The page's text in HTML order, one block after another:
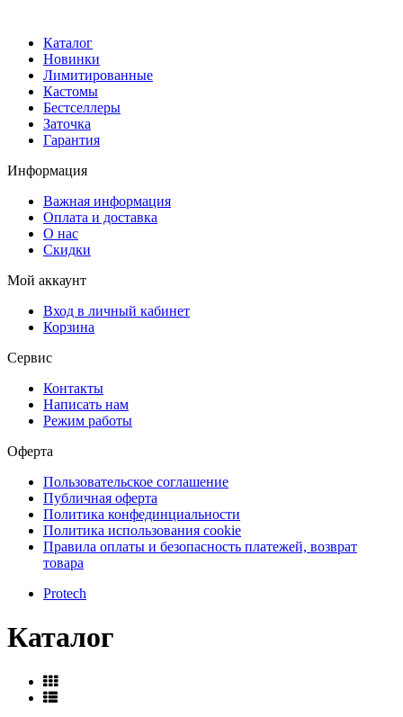
Каталог
Новинки
Лимитированные
Кастомы
Бестселлеры
Заточка
Гарантия
Информация
Важная информация
Оплата и доставка
О нас
Скидки
Мой аккаунт
Вход в личный кабинет
Корзина
Сервис
Контакты
Написать нам
Режим работы
Оферта
Пользовательское соглашение
Публичная оферта
Политика конфединциальности
Политика использования cookie
Правила оплаты и безопасность платежей, возврат
товара
Protech
Каталог